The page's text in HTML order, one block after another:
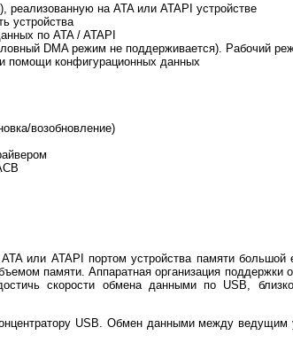
на ATA или ATAPI устройстве
устройства
по ATA / ATAPI
DMA режим не поддерживается). Рабочий
помощи конфигурационных данных
возобновление)
или ATAPI портом устройства памяти большой
памяти. Аппаратная организация поддержки
скорости обмена данными по USB,
USB. Обмен данными между ведущим